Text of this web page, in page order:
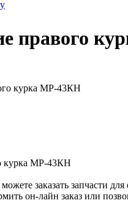
правого
курка МР-43КН
заказать запчасти
он-лайн заказ или